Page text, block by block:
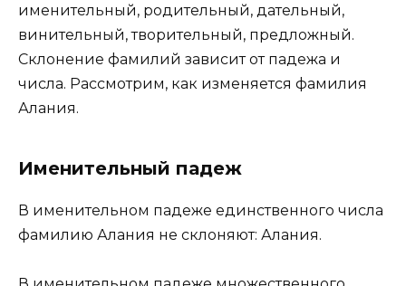
именительный, родительный, дательный,
винительный, творительный, предложный.
Склонение фамилий зависит от падежа и
числа. Рассмотрим, как изменяется фамилия
Алания.
Именительный падеж
В именительном падеже единственного числа
фамилию Алания не склоняют: Алания.